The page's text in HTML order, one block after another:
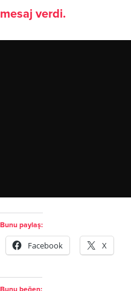
mesaj verdi.
Bunu paylaş:
Facebook X
Bunu beğen: